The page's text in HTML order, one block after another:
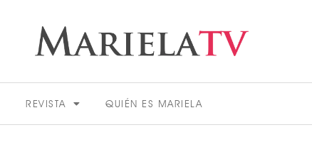
REVISTA QUIÉN ES MARIELA